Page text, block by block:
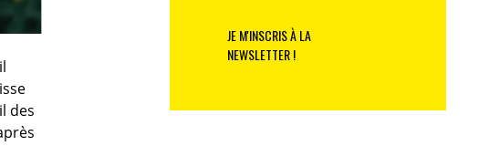
des
JE M'INSCRIS À LA
NEWSLETTER !